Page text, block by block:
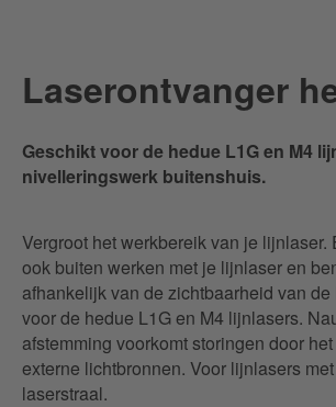
Laserontvanger
Geschikt voor de hedue L1G en M4
nivelleringswerk buitenshuis.
Vergroot het werkbereik van je lijnlaser.
ook buiten werken met je lijnlaser en
afhankelijk van de zichtbaarheid van
voor de hedue L1G en M4 lijnlasers.
afstemming voorkomt storingen door
externe lichtbronnen. Voor lijnlasers
laserstraal.